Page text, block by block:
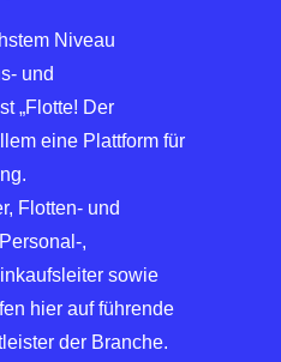
Niveau
und
„Flotte! Der
eine Plattform für
Flotten- und
,
sowie
hier auf führende
der Branche.